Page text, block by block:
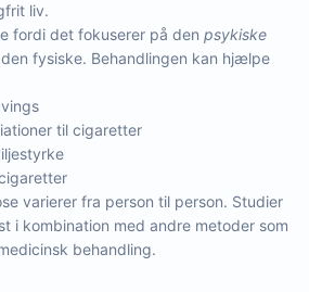
liv.
fordi det fokuserer på den psykiske
fysiske. Behandlingen kan hjælpe
til cigaretter
varierer fra person til person. Studier
i kombination med andre metoder som
behandling.